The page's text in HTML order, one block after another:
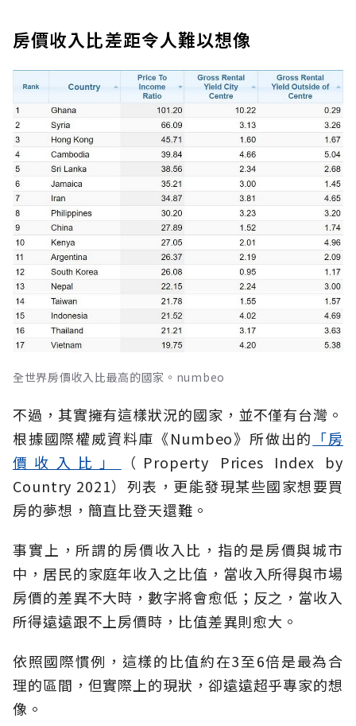
房價收入比差距令人難以想像
全世界房價收入比最高的國家。numbeo
不過，其實擁有這樣狀況的國家，並不僅有台灣。
根據國際權威資料庫《Numbeo》所做出的 「房
價收入比」
（Property Prices Index by
Country 2021）列表，更能發現某些國家想要買
房的夢想，簡直比登天還難。
事實上，所謂的房價收入比，指的是房價與城市
中，居民的家庭年收入之比值，當收入所得與市場
房價的差異不大時，數字將會愈低；反之，當收入
所得遠遠跟不上房價時，比值差異則愈大。
依照國際慣例，這樣的比值約在3至6倍是最為合
理的區間，但實際上的現狀，卻遠遠超乎專家的想
像。